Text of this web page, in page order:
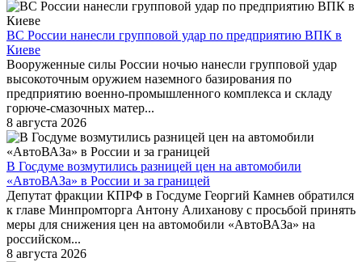
ВС России нанесли групповой удар по предприятию ВПК в
Киеве
Вооруженные силы России ночью нанесли групповой удар
высокоточным оружием наземного базирования по
предприятию военно-промышленного комплекса и складу
горюче-смазочных матер...
8 августа 2026
В Госдуме возмутились разницей цен на автомобили
«АвтоВАЗа» в России и за границей
Депутат фракции КПРФ в Госдуме Георгий Камнев обратился
к главе Минпромторга Антону Алиханову с просьбой принять
меры для снижения цен на автомобили «АвтоВАЗа» на
российском...
8 августа 2026